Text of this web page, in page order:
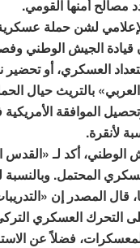
مصالح أمنها القومي.
لشن حملة
قيادة الجيش الوطني
العسكري، أو
بالتريث حيال
الموافقة الأمريكية
لأنقرة.
أكد لـ «القدس
المحتمل.
المصدر إن
التحرك العسكري
فضلاً عن